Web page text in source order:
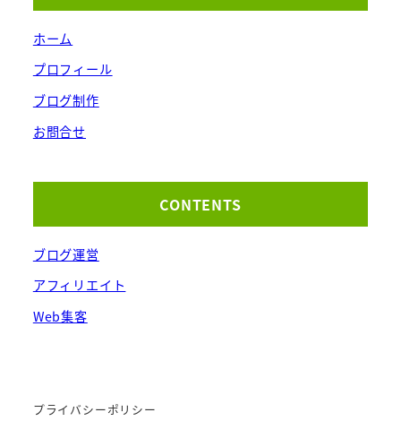
ホーム
プロフィール
ブログ制作
お問合せ
CONTENTS
ブログ運営
アフィリエイト
Web集客
プライバシーポリシー